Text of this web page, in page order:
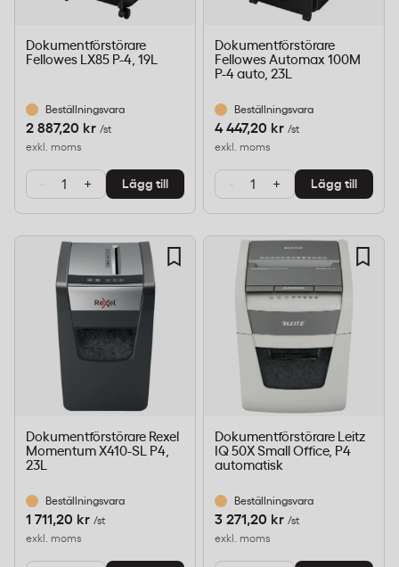
Dokumentförstörare
Fellowes LX85 P-4, 19L
Beställningsvara
2 887,20 kr /st
exkl. moms
- + Lägg till
Dokumentförstörare
Fellowes Automax 100M
P-4 auto, 23L
Beställningsvara
4 447,20 kr /st
exkl. moms
- + Lägg till
Dokumentförstörare Rexel
Momentum X410-SL P4,
23L
Beställningsvara
1 711,20 kr /st
exkl. moms
Dokumentförstörare Leitz
IQ 50X Small Office, P4
automatisk
Beställningsvara
3 271,20 kr /st
exkl. moms